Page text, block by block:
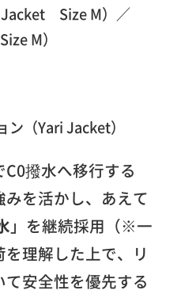
Jacket Size M）／
M）
（Yari Jacket）
撥水へ移行する
を活かし、あえて
」を継続採用（※一
理解した上で、リ
安全性を優先する